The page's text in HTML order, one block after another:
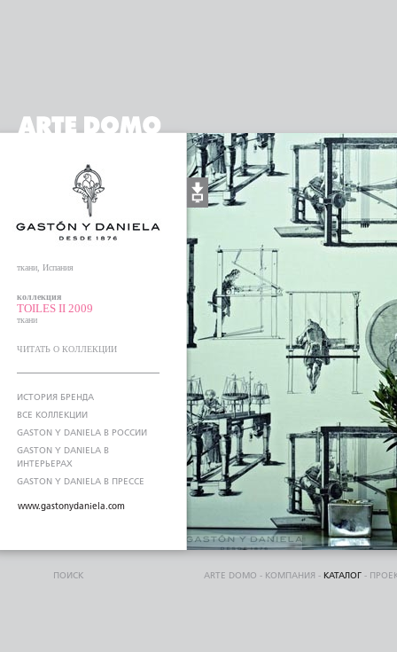
ткани, Испания
коллекция
TOILES II 2009
ткани
ЧИТАТЬ О КОЛЛЕКЦИИ
ИСТОРИЯ БРЕНДА
ВСЕ КОЛЛЕКЦИИ
GASTON Y DANIELA В РОССИИ
GASTON Y DANIELA В
ИНТЕРЬЕРАХ
GASTON Y DANIELA В ПРЕССЕ
www.gastonydaniela.com
ПОИСК ARTE DOMO - КОМПАНИЯ - КАТАЛОГ -